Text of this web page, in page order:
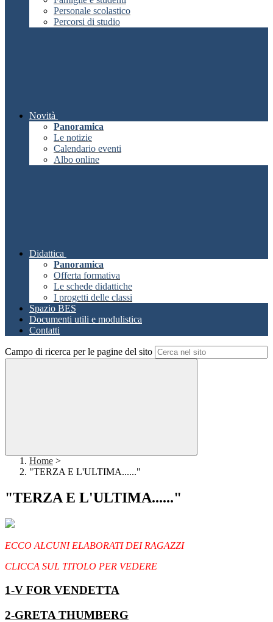
Personale scolastico
Percorsi di studio
Novità
Panoramica
Le notizie
Calendario eventi
Albo online
Didattica
Panoramica
Offerta formativa
Le schede didattiche
I progetti delle classi
Spazio BES
Documenti utili e modulistica
Contatti
Campo di ricerca per le pagine del sito
Home >
"TERZA E L'ULTIMA......"
"TERZA E L'ULTIMA......"
ECCO ALCUNI ELABORATI DEI RAGAZZI
CLICCA SUL TITOLO PER VEDERE
1-V FOR VENDETTA
2-GRETA THUMBERG